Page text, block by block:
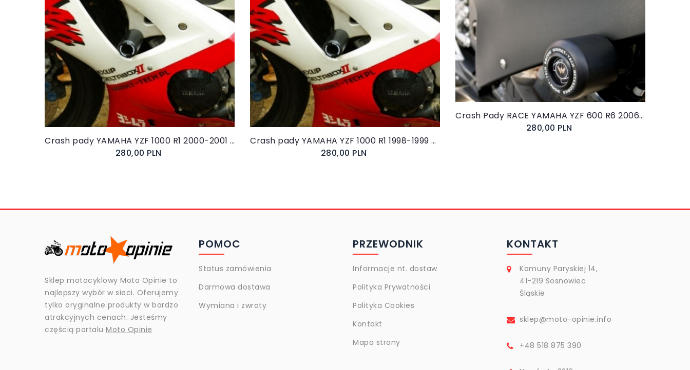
Do koszyka
Crash pady YAMAHA YZF 1000 R1 2000-2001 - Womet - Tech
280,00 PLN
Do koszyka
Crash pady YAMAHA YZF 1000 R1 1998-1999 - Womet - Tech
280,00 PLN
Do koszyka
Crash Pady RACE YAMAHA YZF 600 R6 2006-(RJ11) Womet - Tech
280,00 PLN
Sklep motocyklowy Moto Opinie to
najlepszy wybór w sieci. Oferujemy
tylko oryginalne produkty w bardzo
atrakcyjnych cenach. Jesteśmy
częścią portalu Moto Opinie
POMOC
Status zamówienia
Darmowa dostawa
Wymiana i zwroty
PRZEWODNIK
Informacje nt. dostaw
Polityka Prywatności
Polityka Cookies
Kontakt
Mapa strony
KONTAKT
Komuny Paryskiej 14,
41-219 Sosnowiec
Śląskie
sklep@moto-opinie.info
+48 518 875 390